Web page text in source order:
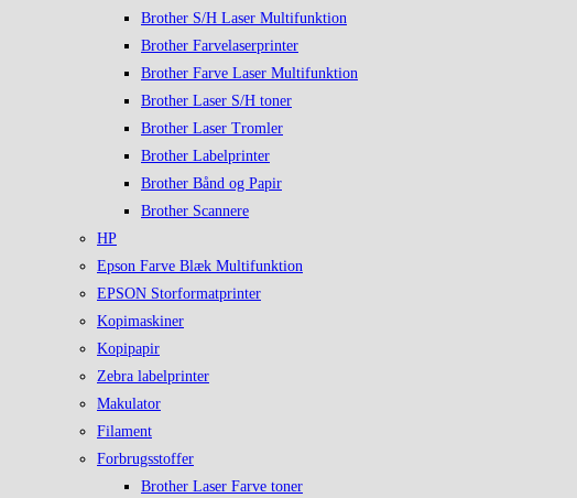
Brother S/H Laser Multifunktion
Brother Farvelaserprinter
Brother Farve Laser Multifunktion
Brother Laser S/H toner
Brother Laser Tromler
Brother Labelprinter
Brother Bånd og Papir
Brother Scannere
HP
Epson Farve Blæk Multifunktion
EPSON Storformatprinter
Kopimaskiner
Kopipapir
Zebra labelprinter
Makulator
Filament
Forbrugsstoffer
Brother Laser Farve toner